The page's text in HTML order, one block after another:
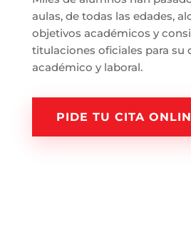
aulas, de todas las edades,
objetivos académicos y
titulaciones oficiales para su
académico y laboral.
PIDE TU CITA